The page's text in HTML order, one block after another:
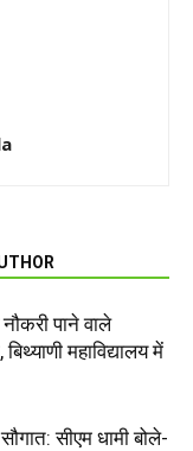
पाने वाले
महाविद्यालय में
सीएम धामी बोले-